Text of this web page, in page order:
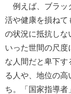
例えば、ブラッ
活や健康を損ねて
の状況に抵抗しな
いった世間の尺度
な人間だと卑下す
る人や、地位の
ち。「国家指導者